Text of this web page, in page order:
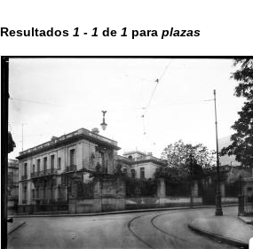
Resultados 1 - 1 de 1 para plazas